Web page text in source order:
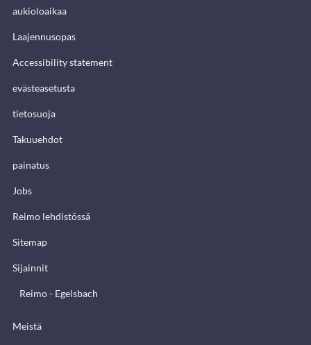
aukioloaikaa
Laajennusopas
Accessibility statement
evästeasetusta
tietosuoja
Takuuehdot
painatus
Jobs
Reimo lehdistössä
Sitemap
Sijainnit
Reimo - Egelsbach
Meistä